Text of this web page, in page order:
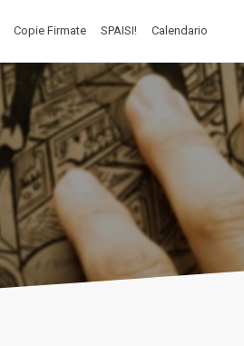
Copie Firmate SPAISI! Calendario